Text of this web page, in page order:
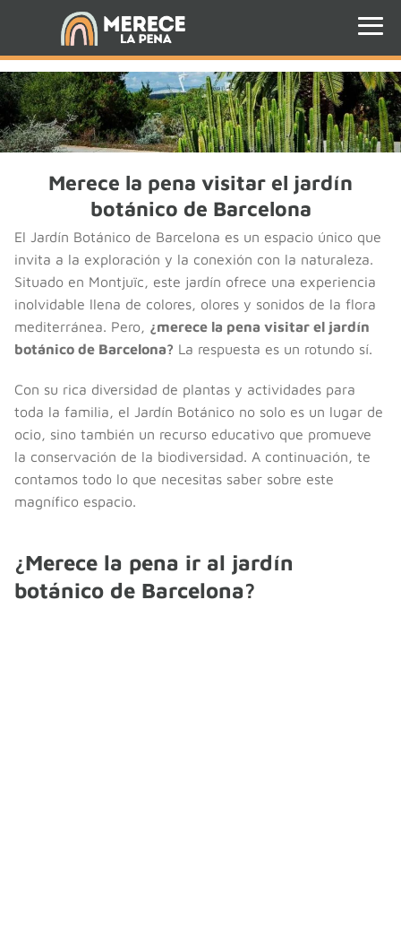
Merece la pena visitar el jardín
botánico de Barcelona
El Jardín Botánico de Barcelona es un espacio único que
invita a la exploración y la conexión con la naturaleza.
Situado en Montjuïc, este jardín ofrece una experiencia
inolvidable llena de colores, olores y sonidos de la flora
mediterránea. Pero, ¿merece la pena visitar el jardín
botánico de Barcelona? La respuesta es un rotundo sí.
Con su rica diversidad de plantas y actividades para
toda la familia, el Jardín Botánico no solo es un lugar de
ocio, sino también un recurso educativo que promueve
la conservación de la biodiversidad. A continuación, te
contamos todo lo que necesitas saber sobre este
magnífico espacio.
¿Merece la pena ir al jardín
botánico de Barcelona?